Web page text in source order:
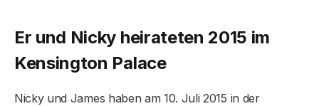
Er und Nicky heirateten 2015 im
Kensington Palace
Nicky und James haben am 10. Juli 2015 in der